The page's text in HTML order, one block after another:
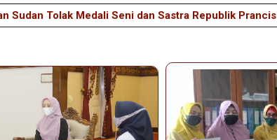
Sudan Tolak Medali Seni dan Sastra Republik Prancis